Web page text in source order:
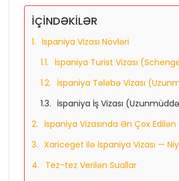
İÇİNDƏKİLƏR
İspaniya Vizası Növləri
İspaniya Turist Vizası
İspaniya Tələbə Vizası (Uzunmüddətli —
İspaniya İş Vizası (Uzunmüddətli —
İspaniya Vizasında Ən Çox
Xariceget ilə İspaniya Vizası —
Tez-tez Verilən Suallar